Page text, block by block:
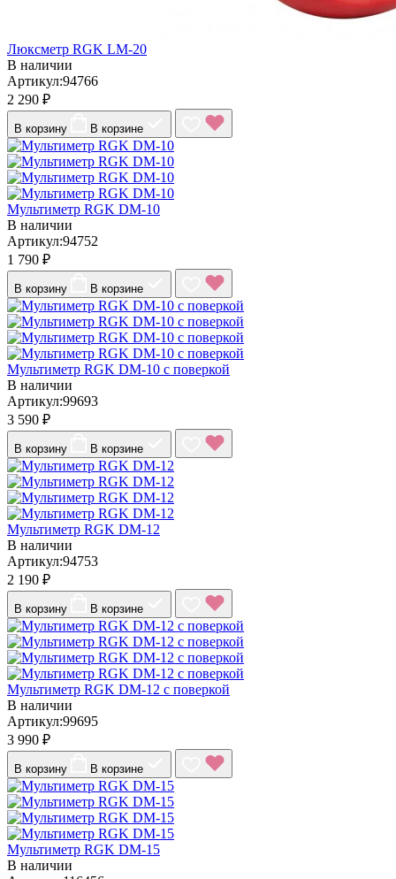
Люксметр RGK LM-20
В наличии
Артикул:94766
2 290 ₽
В корзину В корзине
Мультиметр RGK DM-10
В наличии
Артикул:94752
1 790 ₽
В корзину В корзине
Мультиметр RGK DM-10 с поверкой
В наличии
Артикул:99693
3 590 ₽
В корзину В корзине
Мультиметр RGK DM-12
В наличии
Артикул:94753
2 190 ₽
В корзину В корзине
Мультиметр RGK DM-12 с поверкой
В наличии
Артикул:99695
3 990 ₽
В корзину В корзине
Мультиметр RGK DM-15
В наличии